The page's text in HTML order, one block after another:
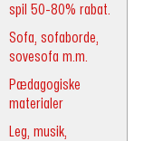
spil 50-80% rabat.
Sofa, sofaborde,
sovesofa m.m.
Pædagogiske
materialer
Leg, musik,